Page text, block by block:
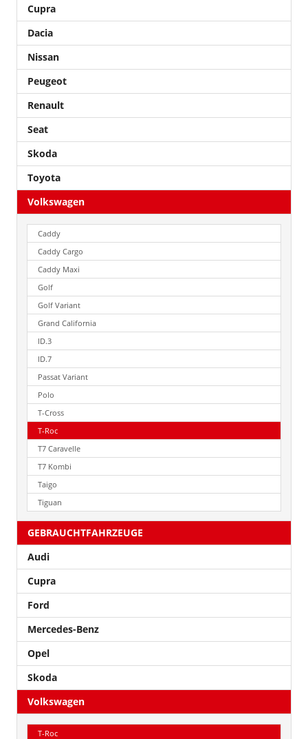
Cupra
Dacia
Nissan
Peugeot
Renault
Seat
Skoda
Toyota
Volkswagen
Caddy
Caddy Cargo
Caddy Maxi
Golf
Golf Variant
Grand California
ID.3
ID.7
Passat Variant
Polo
T-Cross
T-Roc
T7 Caravelle
T7 Kombi
Taigo
Tiguan
GEBRAUCHTFAHRZEUGE
Audi
Cupra
Ford
Mercedes-Benz
Opel
Skoda
Volkswagen
T-Roc